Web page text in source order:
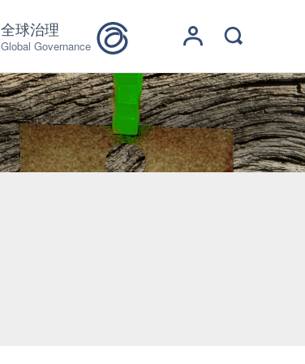
全球治理
Global Governance